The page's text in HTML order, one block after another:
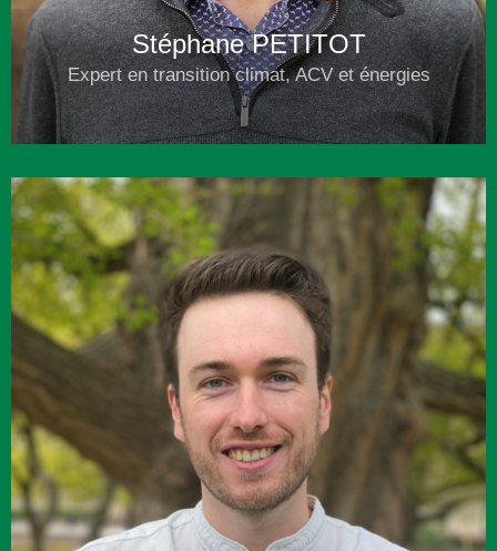
Stéphane PETITOT
Expert en transition climat, ACV et énergies
s.petitot@alternativecarbone.fr
Plus d'infos